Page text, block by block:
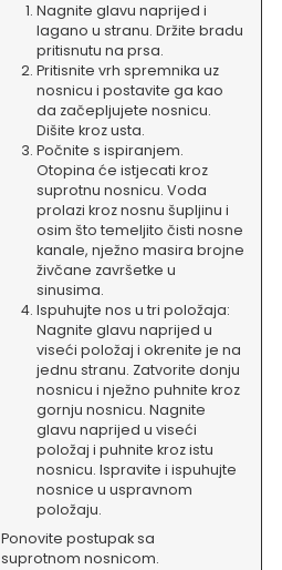
Nagnite glavu naprijed i
lagano u stranu. Držite bradu
pritisnutu na prsa.
Pritisnite vrh spremnika uz
nosnicu i postavite ga kao
da začepljujete nosnicu.
Dišite kroz usta.
Počnite s ispiranjem.
Otopina će istjecati kroz
suprotnu nosnicu. Voda
prolazi kroz nosnu šupljinu i
osim što temeljito čisti nosne
kanale, nježno masira brojne
živčane završetke u
sinusima.
Ispuhujte nos u tri položaja:
Nagnite glavu naprijed u
viseći položaj i okrenite je na
jednu stranu. Zatvorite donju
nosnicu i nježno puhnite kroz
gornju nosnicu. Nagnite
glavu naprijed u viseći
položaj i puhnite kroz istu
nosnicu. Ispravite i ispuhujte
nosnice u uspravnom
položaju.
Ponovite postupak sa
suprotnom nosnicom.